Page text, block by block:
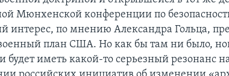
Мюнхенской конференции по
интерес, по мнению Александра Гольца,
план США. Но как бы там ни было,
будет иметь какой-то серьезный резонанс